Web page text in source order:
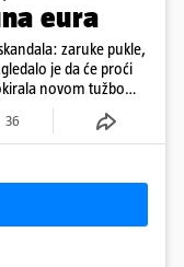
eura
zaruke pukle,
je da će proći
novom tužbom
36